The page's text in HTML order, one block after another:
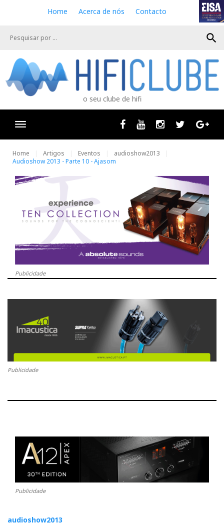
e
Home Acerca de nós Contacto
search
o seu clube de hifi
Facebook
Youtube InstagramTwitter
Home Artigos Eventos
audioshow2013
Audioshow 2013 - Parte 10 - Ajasom
Publicidade
Publicidade
Publicidade
audioshow2013